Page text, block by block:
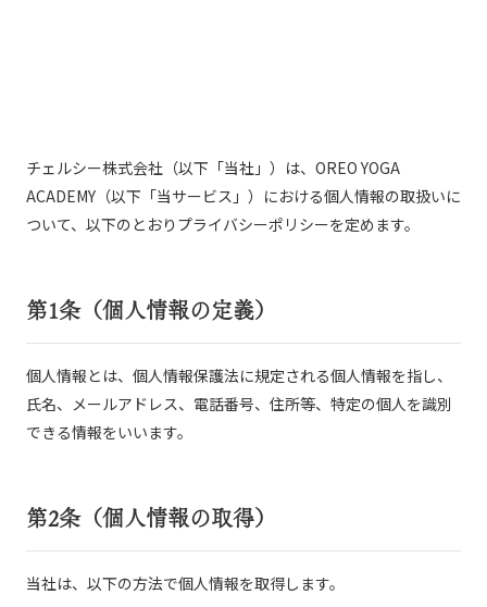
チェルシー株式会社（以下「当社」）は、OREO YOGA
ACADEMY（以下「当サービス」）における個人情報の取扱いに
ついて、以下のとおりプライバシーポリシーを定めます。
第1条（個人情報の定義）
個人情報とは、個人情報保護法に規定される個人情報を指し、
氏名、メールアドレス、電話番号、住所等、特定の個人を識別
できる情報をいいます。
第2条（個人情報の取得）
当社は、以下の方法で個人情報を取得します。